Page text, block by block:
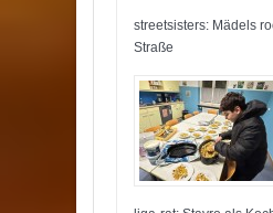
streetsisters: Mädels
Straße